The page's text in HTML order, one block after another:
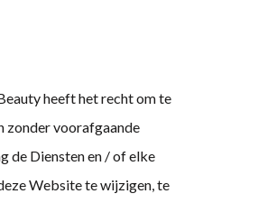
heeft het recht om te
zonder voorafgaande
de Diensten en / of elke
Website te wijzigen, te